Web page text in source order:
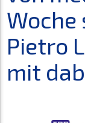
Woche
Pietro
mit